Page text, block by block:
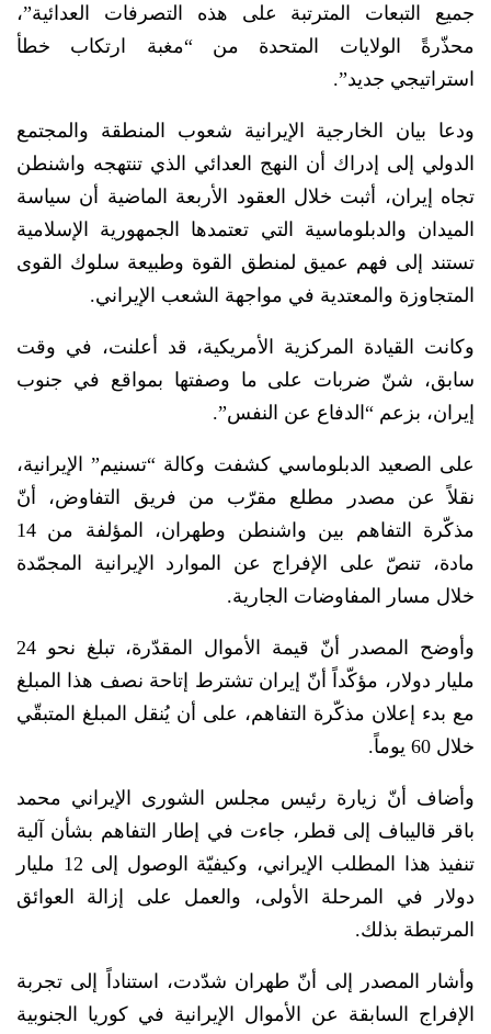
جميع التبعات المترتبة على هذه التصرفات العدائية”،
محذّرةً الولايات المتحدة من “مغبة ارتكاب خطأ
استراتيجي جديد”.
ودعا بيان الخارجية الإيرانية شعوب المنطقة والمجتمع
الدولي إلى إدراك أن النهج العدائي الذي تنتهجه واشنطن
تجاه إيران، أثبت خلال العقود الأربعة الماضية أن سياسة
الميدان والدبلوماسية التي تعتمدها الجمهورية الإسلامية
تستند إلى فهم عميق لمنطق القوة وطبيعة سلوك القوى
المتجاوزة والمعتدية في مواجهة الشعب الإيراني.
وكانت القيادة المركزية الأمريكية، قد أعلنت، في وقت
سابق، شنّ ضربات على ما وصفتها بمواقع في جنوب
إيران، بزعم “الدفاع عن النفس”.
على الصعيد الدبلوماسي كشفت وكالة “تسنيم” الإيرانية،
نقلاً عن مصدر مطلع مقرّب من فريق التفاوض، أنّ
مذكّرة التفاهم بين واشنطن وطهران، المؤلفة من 14
مادة، تنصّ على الإفراج عن الموارد الإيرانية المجمّدة
خلال مسار المفاوضات الجارية.
وأوضح المصدر أنّ قيمة الأموال المقدّرة، تبلغ نحو 24
مليار دولار، مؤكّداً أنّ إيران تشترط إتاحة نصف هذا المبلغ
مع بدء إعلان مذكّرة التفاهم، على أن يُنقل المبلغ المتبقّي
خلال 60 يوماً.
وأضاف أنّ زيارة رئيس مجلس الشورى الإيراني محمد
باقر قاليباف إلى قطر، جاءت في إطار التفاهم بشأن آلية
تنفيذ هذا المطلب الإيراني، وكيفيّة الوصول إلى 12 مليار
دولار في المرحلة الأولى، والعمل على إزالة العوائق
المرتبطة بذلك.
وأشار المصدر إلى أنّ طهران شدّدت، استناداً إلى تجربة
الإفراج السابقة عن الأموال الإيرانية في كوريا الجنوبية